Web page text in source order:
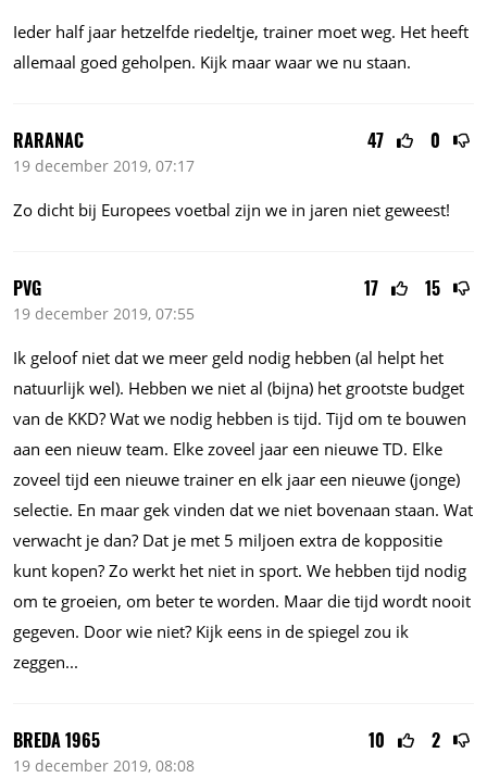
Ieder half jaar hetzelfde riedeltje, trainer moet weg. Het heeft
allemaal goed geholpen. Kijk maar waar we nu staan.
47 0
RARANAC
19 december 2019, 07:17
Zo dicht bij Europees voetbal zijn we in jaren niet geweest!
17 15
PVG
19 december 2019, 07:55
Ik geloof niet dat we meer geld nodig hebben (al helpt het
natuurlijk wel). Hebben we niet al (bijna) het grootste budget
van de KKD? Wat we nodig hebben is tijd. Tijd om te bouwen
aan een nieuw team. Elke zoveel jaar een nieuwe TD. Elke
zoveel tijd een nieuwe trainer en elk jaar een nieuwe (jonge)
selectie. En maar gek vinden dat we niet bovenaan staan. Wat
verwacht je dan? Dat je met 5 miljoen extra de koppositie
kunt kopen? Zo werkt het niet in sport. We hebben tijd nodig
om te groeien, om beter te worden. Maar die tijd wordt nooit
gegeven. Door wie niet? Kijk eens in de spiegel zou ik
zeggen...
10 2
BREDA 1965
19 december 2019, 08:08